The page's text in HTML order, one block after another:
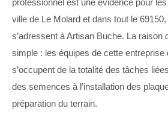
professionnel est une évidence pour
ville de Le Molard et dans tout le
s’adressent à Artisan Buche. La raison
simple : les équipes de cette entreprise
s’occupent de la totalité des tâches
des semences à l’installation des
préparation du terrain.